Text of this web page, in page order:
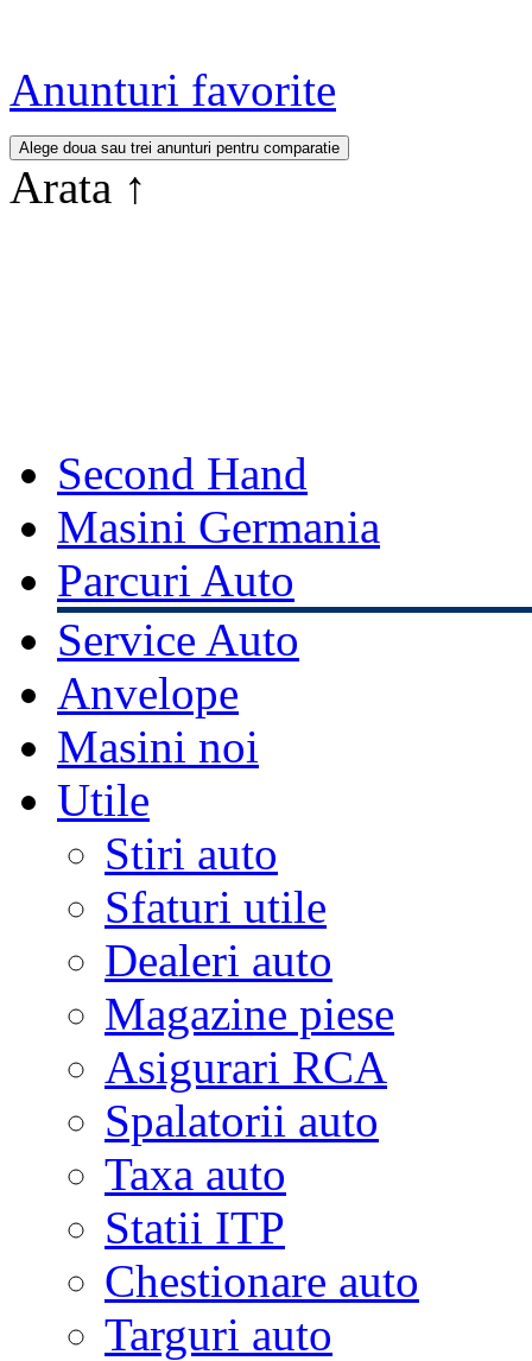
Anunturi favorite
Arata ↑
Second Hand
Masini Germania
Parcuri Auto
Service Auto
Anvelope
Masini noi
Utile
Stiri auto
Sfaturi utile
Dealeri auto
Magazine piese
Asigurari RCA
Spalatorii auto
Taxa auto
Statii ITP
Chestionare auto
Targuri auto